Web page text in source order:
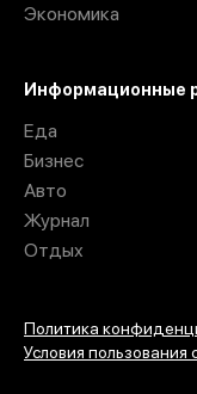
Экономика
Информационные
Еда
Бизнес
Авто
Журнал
Отдых
Политика
Условия пользования